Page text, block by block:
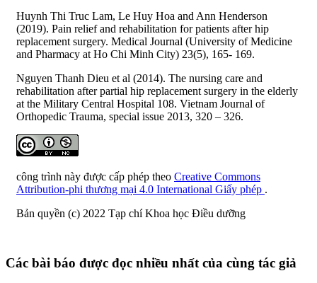
Huynh Thi Truc Lam, Le Huy Hoa and Ann Henderson
(2019). Pain relief and rehabilitation for patients after hip
replacement surgery. Medical Journal (University of Medicine
and Pharmacy at Ho Chi Minh City) 23(5), 165- 169.
Nguyen Thanh Dieu et al (2014). The nursing care and
rehabilitation after partial hip replacement surgery in the elderly
at the Military Central Hospital 108. Vietnam Journal of
Orthopedic Trauma, special issue 2013, 320 – 326.
công trình này được cấp phép theo Creative Commons
Attribution-phi thương mại 4.0 International Giấy phép .
Bản quyền (c) 2022 Tạp chí Khoa học Điều dưỡng
Các bài báo được đọc nhiều nhất của cùng tác giả